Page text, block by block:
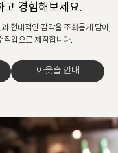
고 경험해보세요.
현대적인 감각을 조화롭게 담아,
작업으로 제작합니다.
아웃솔 안내